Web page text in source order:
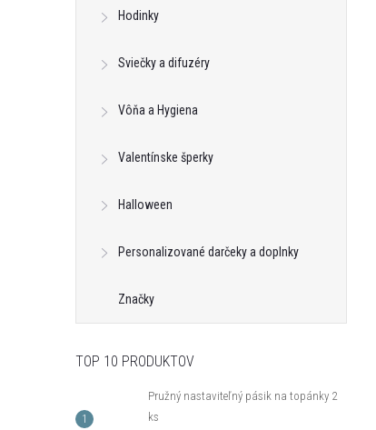
Hodinky
Sviečky a difuzéry
Vôňa a Hygiena
Valentínske šperky
Halloween
Personalizované darčeky a doplnky
Značky
TOP 10 PRODUKTOV
Pružný nastaviteľný pásik na topánky 2
ks